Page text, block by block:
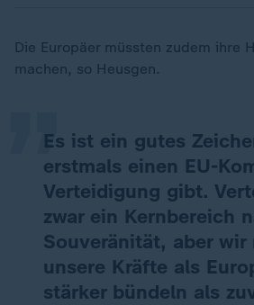
Die Europäer müssten zudem ihre
machen, so Heusgen.
Es ist ein gutes
erstmals einen EU-
Verteidigung gibt.
zwar ein Kernbereich
Souveränität, aber wir
unsere Kräfte als
stärker bündeln als
„